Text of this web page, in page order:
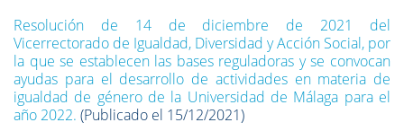
Resolución de 14 de diciembre de 2021 del
Vicerrectorado de Igualdad, Diversidad y Acción Social, por
la que se establecen las bases reguladoras y se convocan
ayudas para el desarrollo de actividades en materia de
igualdad de género de la Universidad de Málaga para el
año 2022. (Publicado el 15/12/2021)